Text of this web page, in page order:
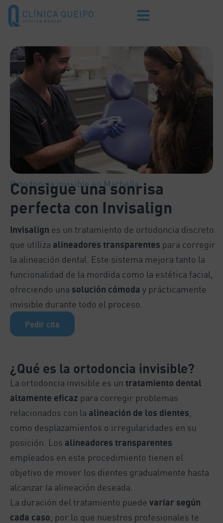
Ortodoncia invisible en Marbella
Consigue una sonrisa
perfecta con Invisalign
Invisalign es un tratamiento de ortodoncia discreto
que utiliza alineadores transparentes para corregir
la alineación dental. Este sistema mejora tanto la
funcionalidad de la mordida como la estética facial,
ofreciendo una solución cómoda y prácticamente
invisible durante todo el proceso.
Pedir cita
¿Qué es la ortodoncia invisible?
La ortodoncia invisible es un tratamiento dental
altamente eficaz para corregir problemas
relacionados con la alineación de los dientes
como desplazamientos o irregularidades en su
posición. Los alineadores transparentes
empleados en este procedimiento tienen el
objetivo de mover los dientes gradualmente hasta
alcanzar la alineación deseada.
La duración del tratamiento puede variar según
cada caso , por lo que nuestros profesionales te